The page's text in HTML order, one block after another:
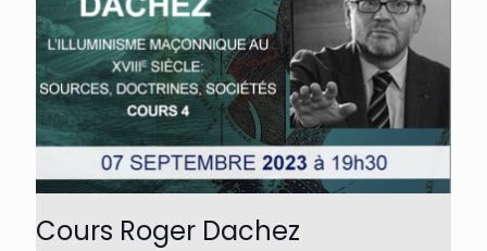
Cours Roger Dachez